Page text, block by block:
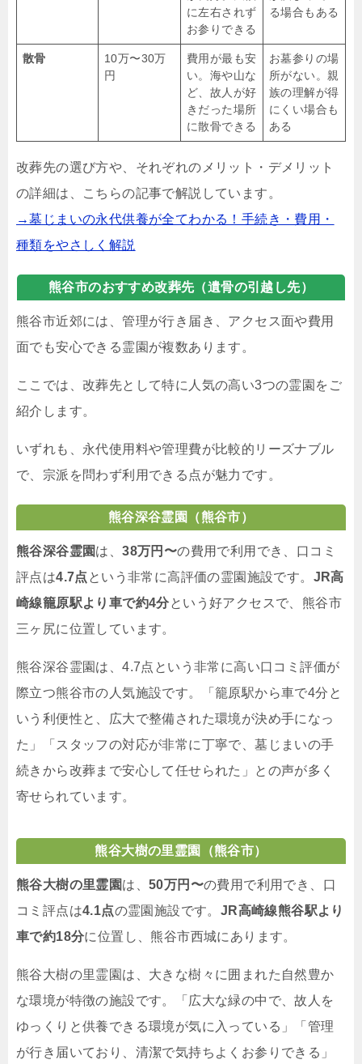
に左右されず
お参りできる
る場合もある
散骨
10万〜30万
円
費用が最も安
い。海や山な
ど、故人が好
きだった場所
に散骨できる
お墓参りの場
所がない。親
族の理解が得
にくい場合も
ある
改葬先の選び方や、それぞれのメリット・デメリット
の詳細は、こちらの記事で解説しています。
→墓じまいの永代供養が全てわかる！手続き・費用・
種類をやさしく解説
熊谷市のおすすめ改葬先（遺骨の引越し先）
熊谷市近郊には、管理が行き届き、アクセス面や費用
面でも安心できる霊園が複数あります。
ここでは、改葬先として特に人気の高い3つの霊園をご
紹介します。
いずれも、永代使用料や管理費が比較的リーズナブル
で、宗派を問わず利用できる点が魅力です。
熊谷深谷霊園（熊谷市）
熊谷深谷霊園は、38万円〜の費用で利用でき、口コミ
評点は4.7点 という非常に高評価の霊園施設です。 JR高
崎線籠原駅より車で約4分という好アクセスで、熊谷市
三ヶ尻に位置しています。
熊谷深谷霊園は、4.7点という非常に高い口コミ評価が
際立つ熊谷市の人気施設です。「籠原駅から車で4分と
いう利便性と、広大で整備された環境が決め手になっ
た」「スタッフの対応が非常に丁寧で、墓じまいの手
続きから改葬まで安心して任せられた」との声が多く
寄せられています。
熊谷大樹の里霊園（熊谷市）
熊谷大樹の里霊園は、50万円〜の費用で利用でき、口
コミ評点は4.1点の霊園施設です。 JR高崎線熊谷駅より
車で約18分に位置し、熊谷市西城にあります。
熊谷大樹の里霊園は、大きな樹々に囲まれた自然豊か
な環境が特徴の施設です。「広大な緑の中で、故人を
ゆっくりと供養できる環境が気に入っている」「管理
が行き届いており、清潔で気持ちよくお参りできる」